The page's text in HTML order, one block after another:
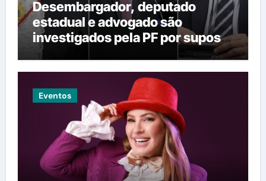
Desembargador, deputado
estadual e advogado são
investigados pela PF por suposta
venda de decisões em Mato
Grosso
Eventos